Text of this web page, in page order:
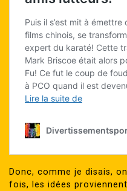
Donc, comme je disais,
fois, les idées